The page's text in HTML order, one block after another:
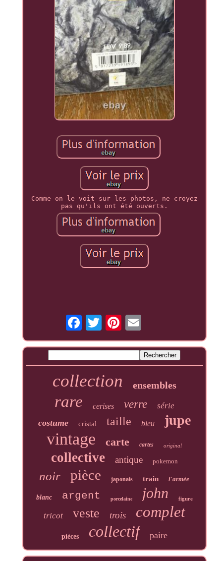
Comme on le voit sur les photos, ne croyez
pas qu'ils ont été ouverts.
collection ensembles
rare cerises verre série
costume cristal taille bleu jupe
vintage carte cartes original
collective antique pokemon
noir pièce japonais train l'armée
blanc argent porcelaine john figure
tricot veste trois complet
pièces collectif paire